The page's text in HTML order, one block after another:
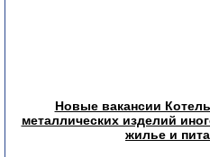
Новые вакансии
металлических изделий
жилье и